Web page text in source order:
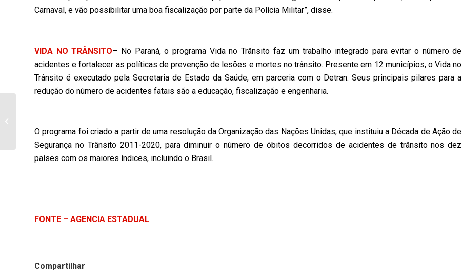
Carnaval, e vão possibilitar uma boa fiscalização por parte da Polícia Militar”, disse.
VIDA NO TRÂNSITO– No Paraná, o programa Vida no Trânsito faz um trabalho integrado para evitar o número de
acidentes e fortalecer as políticas de prevenção de lesões e mortes no trânsito. Presente em 12 municípios, o Vida no
Trânsito é executado pela Secretaria de Estado da Saúde, em parceria com o Detran. Seus principais pilares para a
redução do número de acidentes fatais são a educação, fiscalização e engenharia.
O programa foi criado a partir de uma resolução da Organização das Nações Unidas, que instituiu a Década de Ação de
Segurança no Trânsito 2011-2020, para diminuir o número de óbitos decorridos de acidentes de trânsito nos dez
países com os maiores índices, incluindo o Brasil.
FONTE – AGENCIA ESTADUAL
Compartilhar
de iluminação em